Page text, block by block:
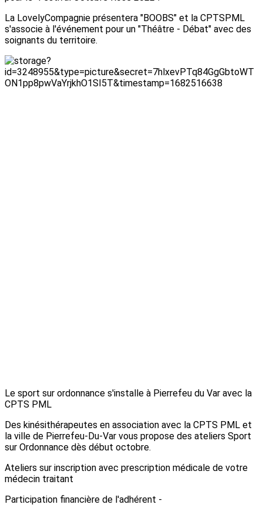
La LovelyCompagnie présentera "BOOBS" et la CPTSPML
s'associe à l'événement pour un "Théâtre - Débat" avec des
soignants du territoire.
Le sport sur ordonnance s'installe à Pierrefeu du Var avec la
CPTS PML
Des kinésithérapeutes en association avec la CPTS PML et
la ville de Pierrefeu-Du-Var vous propose des ateliers Sport
sur Ordonnance dès début octobre.
Ateliers sur inscription avec prescription médicale de votre
médecin traitant
Participation financière de l'adhérent -